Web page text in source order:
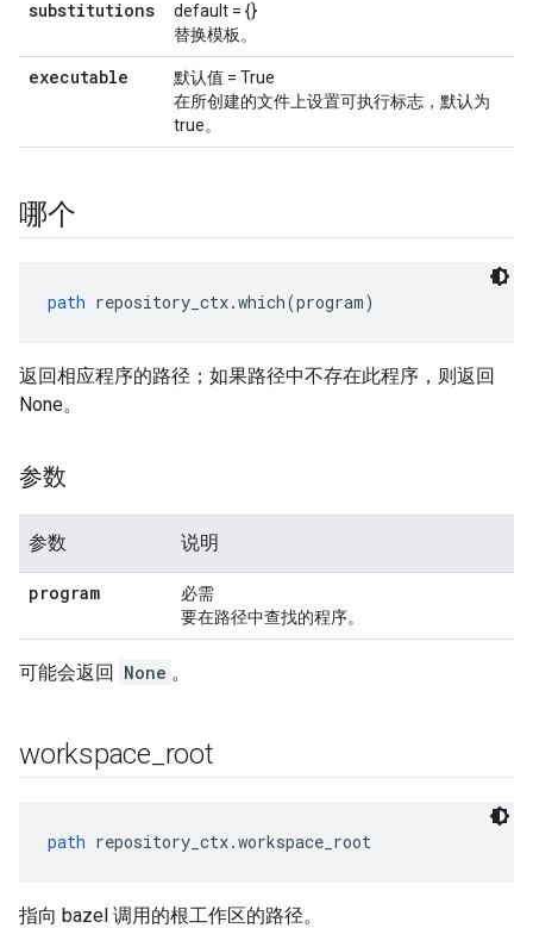
substitutions
default = {}
替换模板。
executable
默认值 = True
在所创建的文件上设置可执行标志，默认为
true。
哪个
path repository_ctx.which(program)
返回相应程序的路径；如果路径中不存在此程序，则返回
None。
参数
参数 说明
program
必需
要在路径中查找的程序。
可能会返回 None 。
workspace root
path repository_ctx.workspace_root
指向 bazel 调用的根工作区的路径。